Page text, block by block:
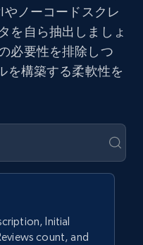
ノーコードスクレ
を自ら抽出しましょ
必要性を排除しつ
を構築する柔軟性を
Initial
count, and